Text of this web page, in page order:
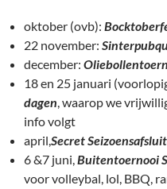
oktober (ovb):
22 november:
december:
18 en 25 januari
dagen, waarop we
info volgt
april,Secret
6 &7 juni,Buitentoernooi
voor volleybal, lol, BBQ,